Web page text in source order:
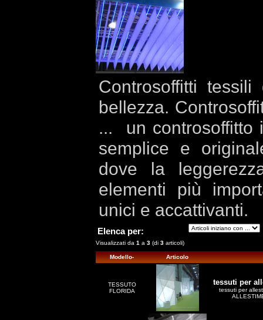
Controsoffitti
bellezza.
... un controsoffitto
semplice e
dove la
elementi più
unici e accattivanti.
Elenca per:
Visualizzati da 1 a 3 (di 3 articoli)
Modello- Articolo
TESSUTO
FLORIDA
tessuti per
tessuti per